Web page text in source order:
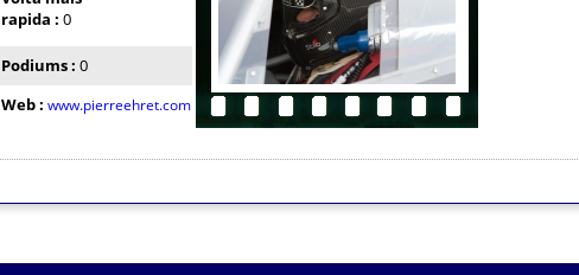
rapida : 0
Podiums : 0
Web : www.pierreehret.com